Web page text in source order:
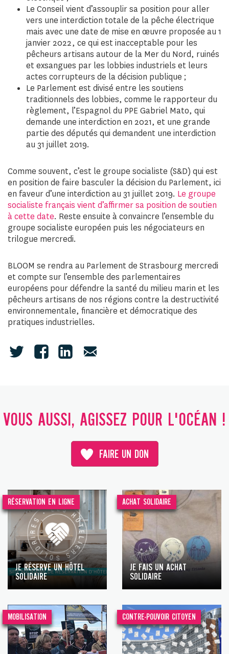
Le Conseil vient d’assouplir sa position pour aller
vers une interdiction totale de la pêche électrique
mais avec une date de mise en œuvre proposée au 1
janvier 2022, ce qui est inacceptable pour les
pêcheurs artisans autour de la Mer du Nord, ruinés
et exsangues par les lobbies industriels et leurs
actes corrupteurs de la décision publique ;
Le Parlement est divisé entre les soutiens
traditionnels des lobbies, comme le rapporteur du
règlement, l’Espagnol du PPE Gabriel Mato, qui
demande une interdiction en 2021, et une grande
partie des députés qui demandent une interdiction
au 31 juillet 2019.
Comme souvent, c’est le groupe socialiste (S&D) qui est
en position de faire basculer la décision du Parlement, ici
en faveur d’une interdiction au 31 juillet 2019. Le groupe
socialiste français vient d’affirmer sa position de soutien
à cette date. Reste ensuite à convaincre l’ensemble du
groupe socialiste européen puis les négociateurs en
trilogue mercredi.
BLOOM se rendra au Parlement de Strasbourg mercredi
et compte sur l’ensemble des parlementaires
européens pour défendre la santé du milieu marin et les
pêcheurs artisans de nos régions contre la destructivité
environnementale, financière et démocratique des
pratiques industrielles.
VOUS AUSSI, AGISSEZ POUR L'OCÉAN !
FAIRE UN DON
RÉSERVATION EN LIGNE
JE RÉSERVE UN HÔTEL
SOLIDAIRE
ACHAT SOLIDAIRE
JE FAIS UN ACHAT
SOLIDAIRE
MOBILISATION CONTRE-POUVOIR CITOYEN